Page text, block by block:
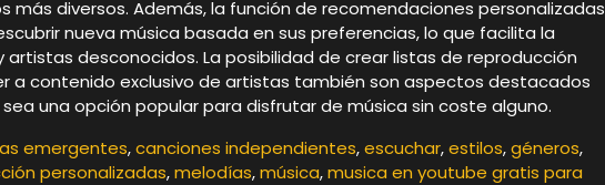
más diversos. Además, la función de recomendaciones personalizadas
nueva música basada en sus preferencias, lo que facilita la
artistas desconocidos. La posibilidad de crear listas de reproducción
a contenido exclusivo de artistas también son aspectos destacados
una opción popular para disfrutar de música sin coste alguno.
emergentes,canciones independientes,escuchar,estilos,géneros,
personalizadas,melodías,música,musica en youtube gratis para